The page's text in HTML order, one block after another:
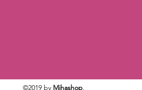
©2019 by Mihashop.